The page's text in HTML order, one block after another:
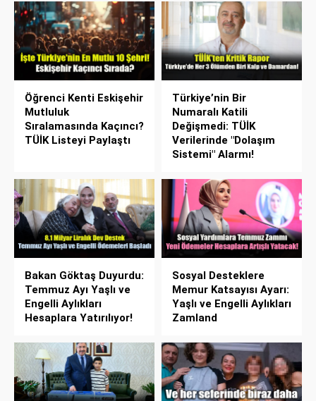
Öğrenci Kenti Eskişehir
Mutluluk
Sıralamasında Kaçıncı?
TÜİK Listeyi Paylaştı
Türkiye’nin Bir
Numaralı Katili
Değişmedi: TÜİK
Verilerinde "Dolaşım
Sistemi" Alarmı!
Bakan Göktaş Duyurdu:
Temmuz Ayı Yaşlı ve
Engelli Aylıkları
Hesaplara Yatırılıyor!
Sosyal Desteklere
Memur Katsayısı Ayarı:
Yaşlı ve Engelli Aylıkları
Zamland